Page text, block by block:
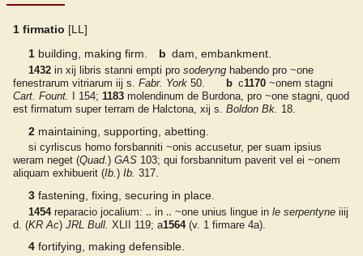
DuCange
1 firmatio [LL ]
1 building, making firm. b dam, embankment.
1432 in xij libris stanni empti pro soderynghabendo pro ~one
fenestrarum vitriarum iij s. Fabr. York 50. b c1170 ~onem stagni
Cart. Fount.
I 154; 1183 molendinum de Burdona, pro ~one stagni, quod
est firmatum super terram de Halctona, xij s. Boldon Bk. 18.
2 maintaining, supporting, abetting
si cyrliscus homo forsbanniti ~onis accusetur, per suam ipsius
weram neget (Quad. ) GAS 103; qui forsbannitum paverit vel ei ~onem
aliquam exhibuerit (Ib. ) Ib. 317.
3 fastening, fixing, securing in place.
1454 reparacio jocalium: ‥ in ‥ ~one unius lingue in le serpentyneiiij
d.
(KR Ac) JRL Bull. XLII 119; a1564 (v. 1 firmare 4a)
4 fortifying, making defensible.